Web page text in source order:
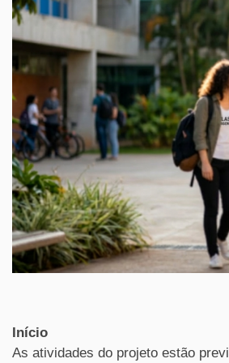
Início
As atividades do projeto estão